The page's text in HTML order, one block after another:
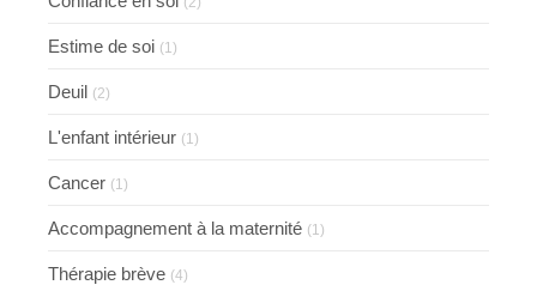
Estime de soi (1)
Deuil (2)
L'enfant intérieur (1)
Cancer (1)
Accompagnement à la maternité (1)
Thérapie brève (4)